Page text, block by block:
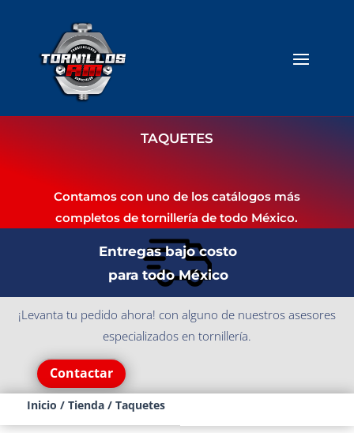
TAQUETES
Contamos con uno de los catálogos más
completos de tornillería de todo México.
Entregas bajo costo
para todo México
¡Levanta tu pedido ahora! con alguno de nuestros asesores
especializados en tornillería.
Contactar
Inicio / Tienda/ Taquetes